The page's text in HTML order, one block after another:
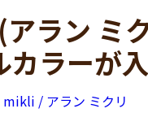
ラン ミ
ラーが
/ アラン ミクリ